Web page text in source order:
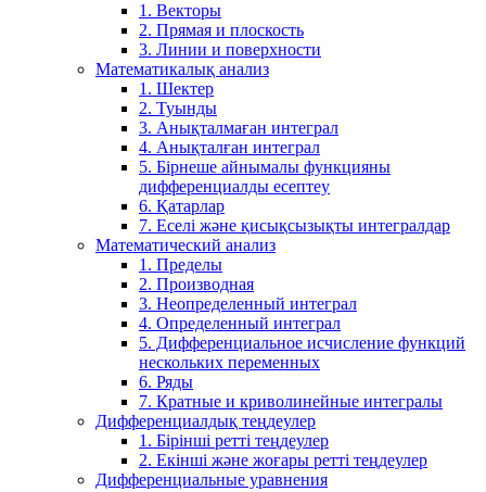
1. Векторы
2. Прямая и плоскость
3. Линии и поверхности
Математикалық анализ
1. Шектер
2. Туынды
3. Анықталмаған интеграл
4. Анықталған интеграл
5. Бірнеше айнымалы функцияны
дифференциалды есептеу
6. Қатарлар
7. Еселі және қисықсызықты интегралдар
Математический анализ
1. Пределы
2. Производная
3. Неопределенный интеграл
4. Определенный интеграл
5. Дифференциальное исчисление функций
нескольких переменных
6. Ряды
7. Кратные и криволинейные интегралы
Дифференциалдық теңдеулер
1. Бірінші ретті теңдеулер
2. Екінші және жоғары ретті теңдеулер
Дифференциальные уравнения